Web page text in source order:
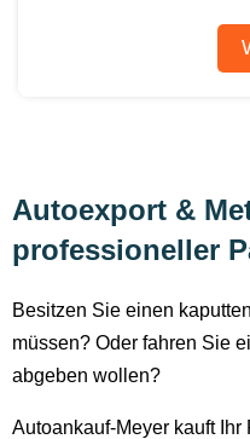
Autoexport &
professioneller
Besitzen Sie einen
müssen? Oder fahren Sie
abgeben wollen?
Autoankauf-Meyer kauft Ihr